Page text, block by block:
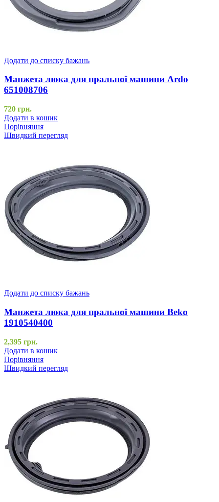
Додати до списку бажань
Манжета люка для пральної машини Ardo
651008706
720 грн.
Додати в кошик
Порівняння
Швидкий перегляд
Додати до списку бажань
Манжета люка для пральної машини Beko
1910540400
2,395 грн.
Додати в кошик
Порівняння
Швидкий перегляд